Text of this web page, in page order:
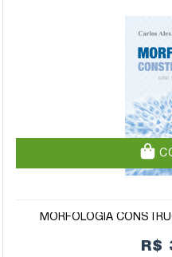
MORFOLOGIA
R$